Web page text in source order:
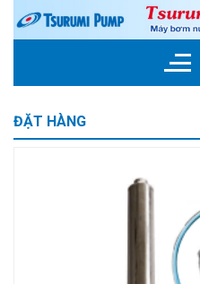
Skip
ĐẶT HÀNG